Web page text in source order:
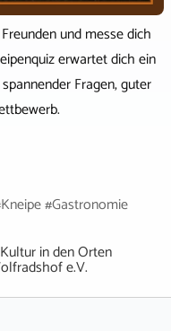
und messe dich
erwartet dich ein
Fragen, guter
#Gastronomie
in den Orten
e.V.